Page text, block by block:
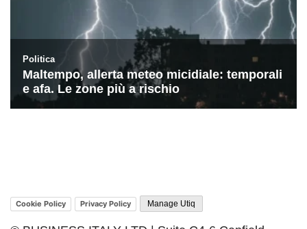
Cookie Policy Privacy Policy Manage Utiq